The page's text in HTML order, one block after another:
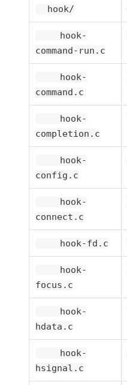
hook/
hook-
command-run.c
hook-
command.c
hook-
completion.c
hook-
config.c
hook-
connect.c
hook-fd.c
hook-
focus.c
hook-
hdata.c
hook-
hsignal.c